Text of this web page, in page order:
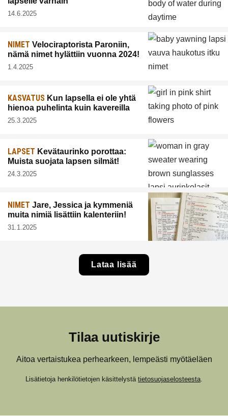
14.6.2025
NIMET Velociraptorista Paroniin,
nämä nimet hylättiin vuonna 2024!
1.4.2025
KASVATUS Kun lapsella ei ole yhtä
hienoa puhelinta kuin kavereilla
25.3.2025
LAPSET Kevätaurinko porottaa:
Muista suojata lapsen silmät!
24.3.2025
NIMET Jare, Jessica ja kymmeniä
muita nimiä lisättiin kalenteriin!
31.1.2025
Lataa lisää
Tilaa uutiskirje
Aitoa vertaistukea perhearkeen, lempeästi myötäeläen
Lisätietoja henkilötietojen käsittelystä tietosuojaselosteesta.